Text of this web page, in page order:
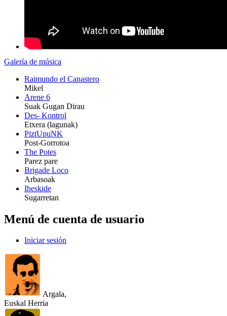
Galería de música
Raimundo el Canastero
Mikel
Arene 6
Suak Gugan Dirau
Des- Kontrol
Etxera (lagunak)
PiztUpuNK
Post-Gorrotoa
The Potes
Parez pare
Brigade Loco
Arbasoak
Iheskide
Sugarretan
Menú de cuenta de usuario
Iniciar sesión
Argala,
Euskal Herria